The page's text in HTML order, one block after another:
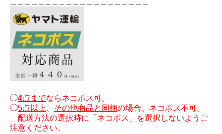
◯4点までならネコポス可。
◯5点以上 その他商品と同梱の場合、ネコポス不可。
配送方法の選択時に「ネコポス」を選択しないようご
注意ください。